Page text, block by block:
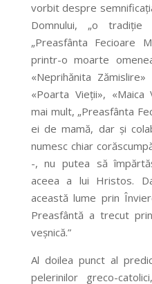
vorbit despre
Domnului, „o
„Preasfânta Fecioare
printr-o moarte
«Neprihănita
«Poarta Vieții», «Maica
mai mult, „Preasfânta
ei de mamă, dar și
numesc chiar
-, nu putea să
aceea a lui Hristos.
această lume prin
Preasfântă a trecut
veșnică.”
Al doilea punct al
pelerinilor greco-